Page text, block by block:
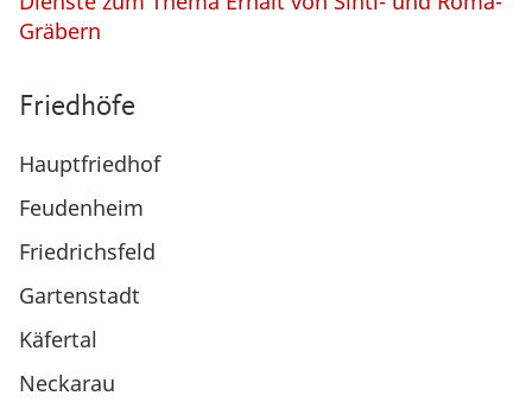
Gräbern
Friedhöfe
Hauptfriedhof
Feudenheim
Friedrichsfeld
Gartenstadt
Käfertal
Neckarau